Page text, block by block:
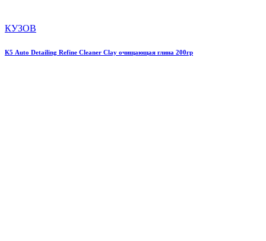
КУЗОВ
К5 Auto Detailing Refine Cleaner Clay очищающая глина 200гр